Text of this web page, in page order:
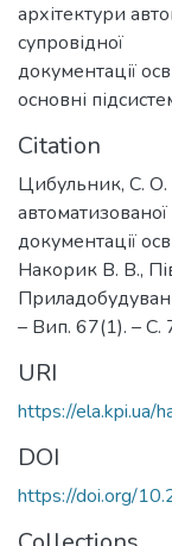
архітектури
супровідної
документації
основні
Citation
Цибульник, С. О.
документації
Накорик В. В.,
– Вип. 67(1). – С.
URI
https://
DOI
https://doi.org/